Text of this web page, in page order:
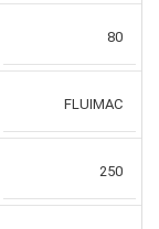
80
FLUIMAC
250